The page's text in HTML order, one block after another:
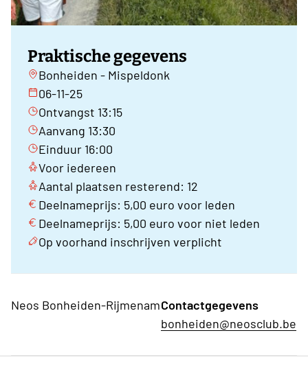
Praktische gegevens
Bonheiden - Mispeldonk
06-11-25
Ontvangst 13:15
Aanvang 13:30
Einduur 16:00
Voor iedereen
Aantal plaatsen resterend: 12
Deelnameprijs: 5,00 euro voor leden
Deelnameprijs: 5,00 euro voor niet leden
Op voorhand inschrijven verplicht
Neos Bonheiden-RijmenamContactgegevens
bonheiden@neosclub.be